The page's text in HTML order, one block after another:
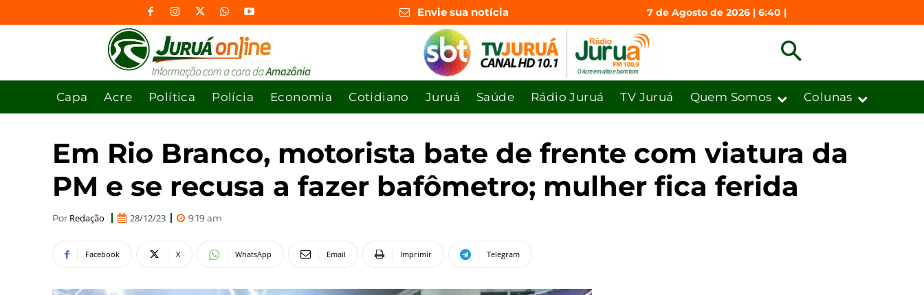
Envie sua notícia 7 de Agosto de 2026 | 6:40 |
Capa Acre Política Polícia Economia Cotidiano Juruá Saúde Rádio Juruá TV Juruá Quem Somos Colunas
Em Rio Branco, motorista bate de frente com viatura da
PM e se recusa a fazer bafômetro; mulher fica ferida
Por Redação 28/12/23 9:19 am
Facebook X WhatsApp Email Imprimir Telegram